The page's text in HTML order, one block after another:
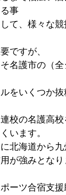
事
て、様々な競
ですが、
名護市の（
をいくつか抜
校の名護高校
います。
北海道から九
が強みとなり
ーツ合宿支